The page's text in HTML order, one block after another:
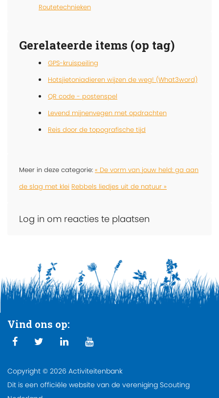
Routetechnieken
Gerelateerde items (op tag)
GPS-kruispeiling
Hotsjietoniadieren wijzen de weg! (What3word)
QR code - postenspel
Levend mijnenvegen met opdrachten
Reis door de topografische tijd
Meer in deze categorie: « De vorm van jouw held: ga aan
de slag met klei Rebbels liedjes uit de natuur »
Log in om reacties te plaatsen
Vind ons op:
Copyright © 2026 Activiteitenbank
Dit is een officiële website van de vereniging Scouting